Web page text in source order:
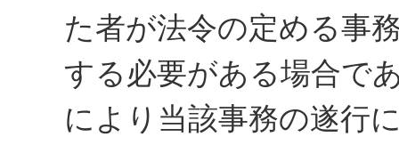
た者が法令の定める事
する必要がある場合で
により当該事務の遂行